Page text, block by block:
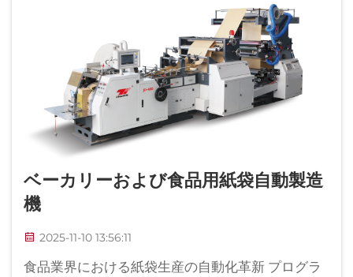
ベーカリーおよび食品用紙袋自動製造
機
2025-11-10 13:56:11
食品業界における紙袋生産の自動化革新 プログラ